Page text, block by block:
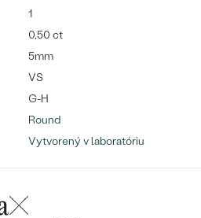
1
0,50 ct
5mm
VS
G-H
Round
Vytvorený v laboratóriu